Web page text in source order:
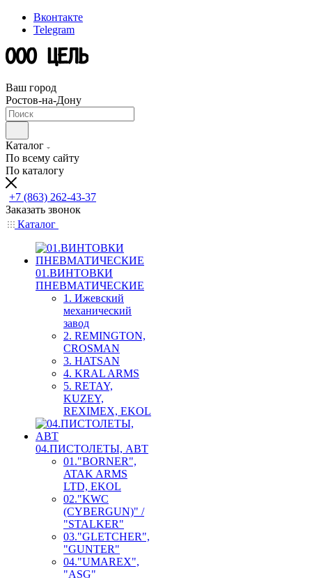
Вконтакте
Telegram
Ваш город
Ростов-на-Дону
Каталог
По всему сайту
По каталогу
+7 (863) 262-43-37
Заказать звонок
Каталог
01.ВИНТОВКИ
ПНЕВМАТИЧЕСКИЕ
1. Ижевский
механический
завод
2. REMINGTON,
CROSMAN
3. HATSAN
4. KRAL ARMS
5. RETAY,
KUZEY,
REXIMEX, EKOL
04.ПИСТОЛЕТЫ, АВТ
01."BORNER",
ATAK ARMS
LTD, EKOL
02."KWC
(CYBERGUN)" /
"STALKER"
03."GLETCHER",
"GUNTER"
04."UMAREX",
"ASG"